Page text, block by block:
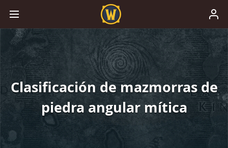
Clasificación de mazmorras de
piedra angular mítica